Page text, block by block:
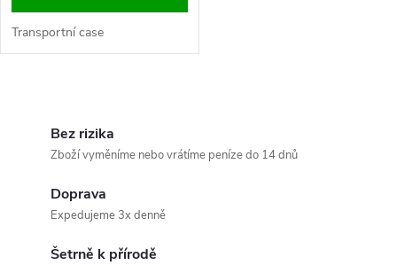
Transportní case
Bez rizika
Zboží vyměníme nebo vrátíme peníze do 14 dnů
Doprava
Expedujeme 3x denně
Šetrně k přírodě